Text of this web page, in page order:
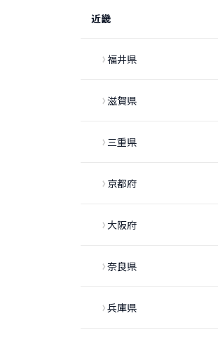
近畿
福井県
滋賀県
三重県
京都府
大阪府
奈良県
兵庫県